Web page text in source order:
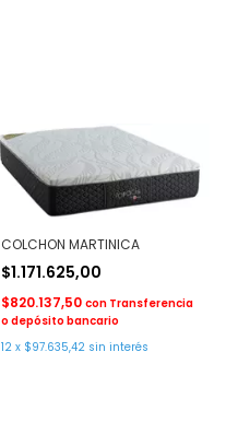
COLCHON MARTINICA
$1.171.625,00
$820.137,50 con Transferencia
o depósito bancario
12 x $97.635,42 sin interés